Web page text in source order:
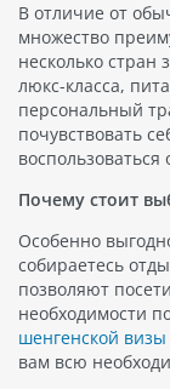
В отличие от
множество
несколько стран
люкс-класса,
персональный
почувствовать
Почему стоит
Особенно
собираетесь
позволяют
необходимости
шенгенской визы
вам всю